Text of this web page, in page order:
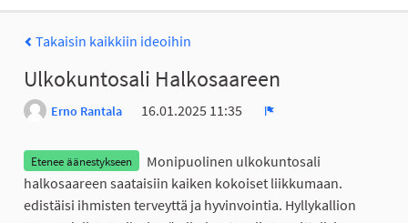
Takaisin kaikkiin ideoihin
Ulkokuntosali Halkosaareen
Erno Rantala
16.01.2025 11:35
Etenee äänestykseen
Monipuolinen ulkokuntosali
halkosaareen saataisiin kaiken kokoiset liikkumaan.
edistäisi ihmisten terveyttä ja hyvinvointia. Hyllykallion